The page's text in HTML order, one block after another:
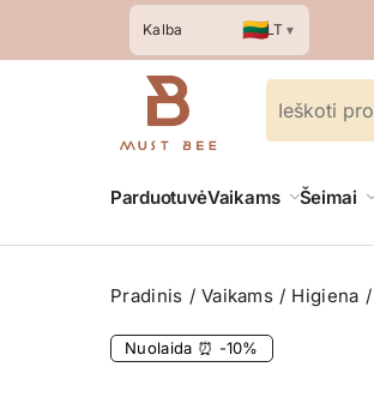
Kalba 🇱🇹LT ▼
ParduotuvėVaikams Šeimai
Pradinis Vaikams Higiena
Nuolaida ⏰ -10%